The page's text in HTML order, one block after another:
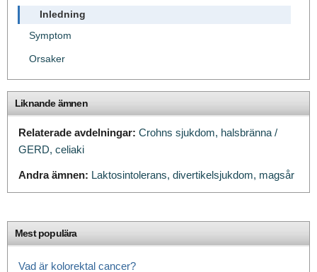
Inledning
Symptom
Orsaker
Liknande ämnen
Relaterade avdelningar: Crohns sjukdom, halsbränna /
GERD, celiaki
Andra ämnen: Laktosintolerans, divertikelsjukdom, magsår
Mest populära
Vad är kolorektal cancer?